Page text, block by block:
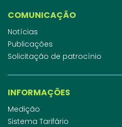
COMUNICAÇÃO
Notícias
Publicações
Solicitação de patrocínio
INFORMAÇÕES
Medição
Sistema Tarifário